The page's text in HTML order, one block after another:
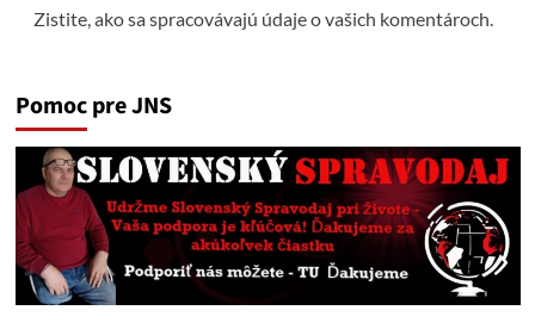
Zistite, ako sa spracovávajú údaje o vašich komentároch.
Pomoc pre JNS